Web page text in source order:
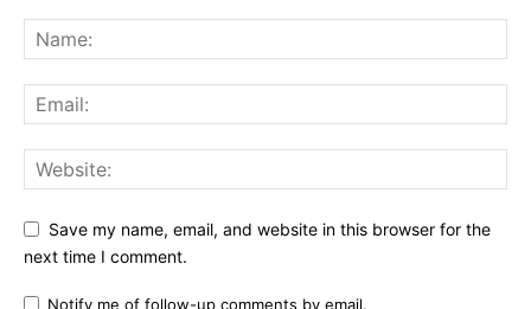
Save my name, email, and website in this browser for the
next time I comment.
Notify me of follow-up comments by email.